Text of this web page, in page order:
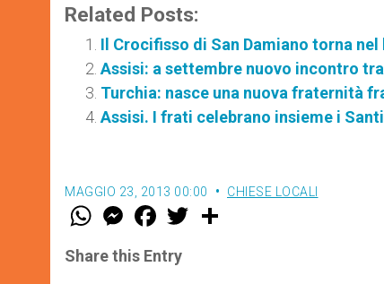
Related Posts:
Il Crocifisso di San Damiano torna
Assisi: a settembre nuovo incontro
Turchia: nasce una nuova fraternità
Assisi. I frati celebrano insieme i
MAGGIO 23, 2013 00:00 CHIESE LOCALI
W
t
s
M
e
s
e
F
a
e
b
w
Share this Entry